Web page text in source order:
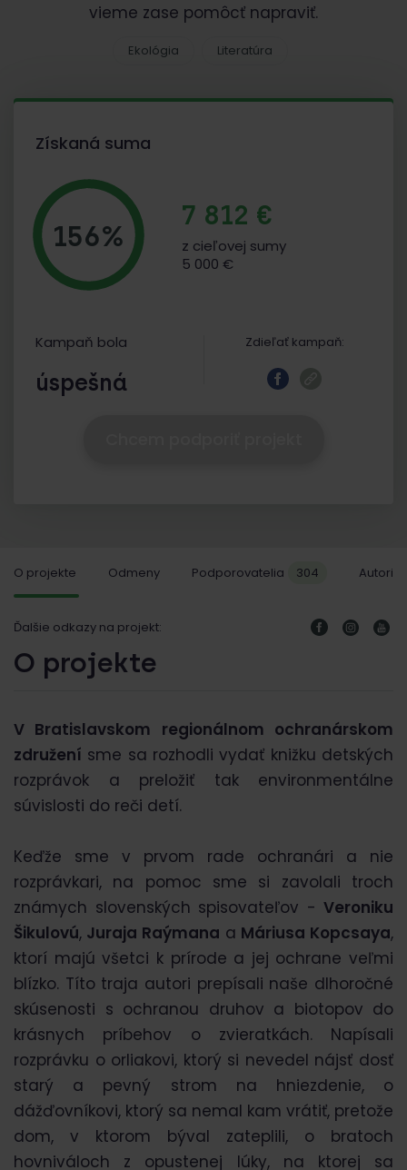
vieme zase pomôcť napraviť.
Ekológia Literatúra
Získaná suma
156%
7 812 €
z cieľovej sumy
5 000 €
Kampaň bola
úspešná
Zdieľať kampaň:
O projekte Odmeny Podporovatelia 304 Autori
Ďalšie odkazy na projekt:
O projekte
V Bratislavskom regionálnom ochranárskom
združení sme sa rozhodli vydať knižku detských
rozprávok a preložiť tak environmentálne
súvislosti do reči detí.
Keďže sme v prvom rade ochranári a nie
rozprávkari, na pomoc sme si zavolali troch
známych slovenských spisovateľov - Veroniku
Šikulovú, Juraja Raýmana a Máriusa Kopcsaya,
ktorí majú všetci k prírode a jej ochrane veľmi
blízko. Títo traja autori prepísali naše dlhoročné
skúsenosti s ochranou druhov a biotopov do
krásnych príbehov o zvieratkách. Napísali
rozprávku o orliakovi, ktorý si nevedel nájsť dosť
starý a pevný strom na hniezdenie, o
dážďovníkovi, ktorý sa nemal kam vrátiť, pretože
dom, v ktorom býval zateplili, o bratoch
hovniváloch z opustenej lúky, na ktorej sa